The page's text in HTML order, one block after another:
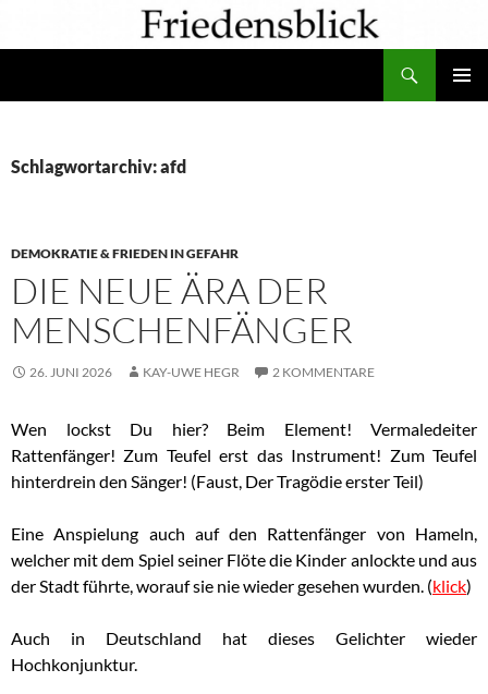
Schlagwortarchiv: afd
DEMOKRATIE & FRIEDEN IN GEFAHR
DIE NEUE ÄRA DER
MENSCHENFÄNGER
26. JUNI 2026 KAY-UWE HEGR 2 KOMMENTARE
Wen lockst Du hier? Beim Element! Vermaledeiter
Rattenfänger! Zum Teufel erst das Instrument! Zum Teufel
hinterdrein den Sänger! (Faust, Der Tragödie erster Teil)
Eine Anspielung auch auf den Rattenfänger von Hameln,
welcher mit dem Spiel seiner Flöte die Kinder anlockte und aus
der Stadt führte, worauf sie nie wieder gesehen wurden. (klick)
Auch in Deutschland hat dieses Gelichter wieder
Hochkonjunktur.